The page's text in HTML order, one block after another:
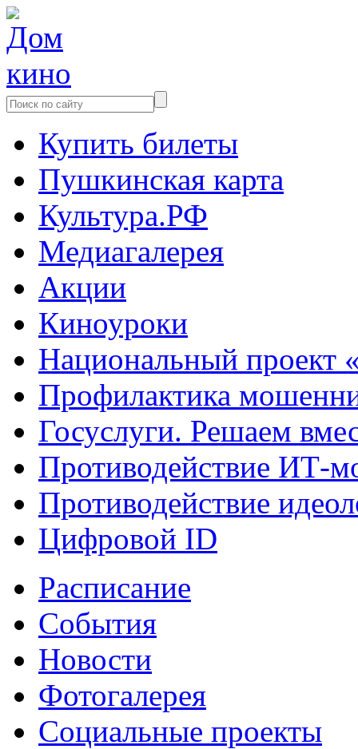
Купить билеты
Пушкинская карта
Культура.РФ
Медиагалерея
Акции
Киноуроки
Национальный проект
Профилактика
Госуслуги. Решаем
Противодействие ИТ-
Противодействие
Цифровой ID
Расписание
События
Новости
Фотогалерея
Социальные проекты